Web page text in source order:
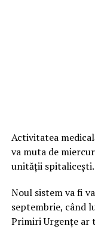
Activitatea
va muta de
unității spitalicești.
Noul sistem va fi
septembrie, când
Primiri Urgențe ar